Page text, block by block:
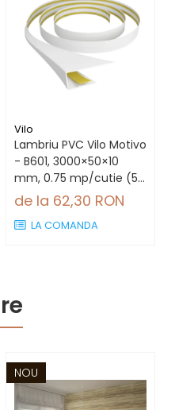
Vilo
Lambriu PVC Vilo Motivo
- B601, 3000×50×10
mm, 0.75 mp/cutie (5
bucăți)
de la 62,30 RON
LA COMANDA
NOU